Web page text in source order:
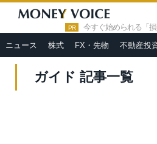
PR 今すぐ始められる「損
ニュース 株式 FX・先物 不動産投
HOME »
ガイド 記事一覧